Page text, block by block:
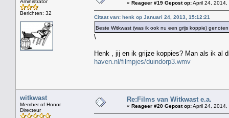
Aministrator
Berichten: 32
« Reageer #19 Gepost op:April 24,
Citaat van: henk op Januari 24, 2013, 15:12:21
Beste Witkwast (was ik ook nu een grijs koppie)
\
Henk , jij en ik grijze koppies? Man als ik al
haven.nl/filmpjes/duindorp3.wmv
witkwast
Member of Honor
Directeur
Re:Films van Witkwast e.a.
« Reageer #20 Gepost op:April 24,